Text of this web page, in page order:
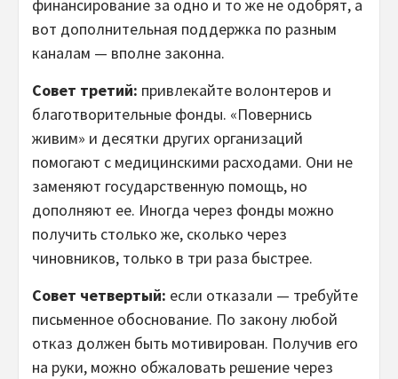
финансирование за одно и то же не одобрят, а
вот дополнительная поддержка по разным
каналам — вполне законна.
Совет третий: привлекайте волонтеров и
благотворительные фонды. «Повернись
живим» и десятки других организаций
помогают с медицинскими расходами. Они не
заменяют государственную помощь, но
дополняют ее. Иногда через фонды можно
получить столько же, сколько через
чиновников, только в три раза быстрее.
Совет четвертый: если отказали — требуйте
письменное обоснование. По закону любой
отказ должен быть мотивирован. Получив его
на руки, можно обжаловать решение через